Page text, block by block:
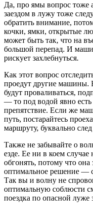
Да, про ямы вопрос тоже
заездом в лужу тоже
обратить внимание,
кочки, ямки, открытые
может быть так, что на
большой перепад. И
рискует захлебнуться.
Как этот вопрос
проедут другие машины.
будут проваливаться,
— то под водой явно есть
препятствие. Если же
путь, постарайтесь
маршруту, буквально след
Также не забывайте о
езде. Ее ни в коем случае
обгонять, потому что она
оптимальное решение —
Так вы и волну не
оптимальную соблюсти
поездка по опасной луже